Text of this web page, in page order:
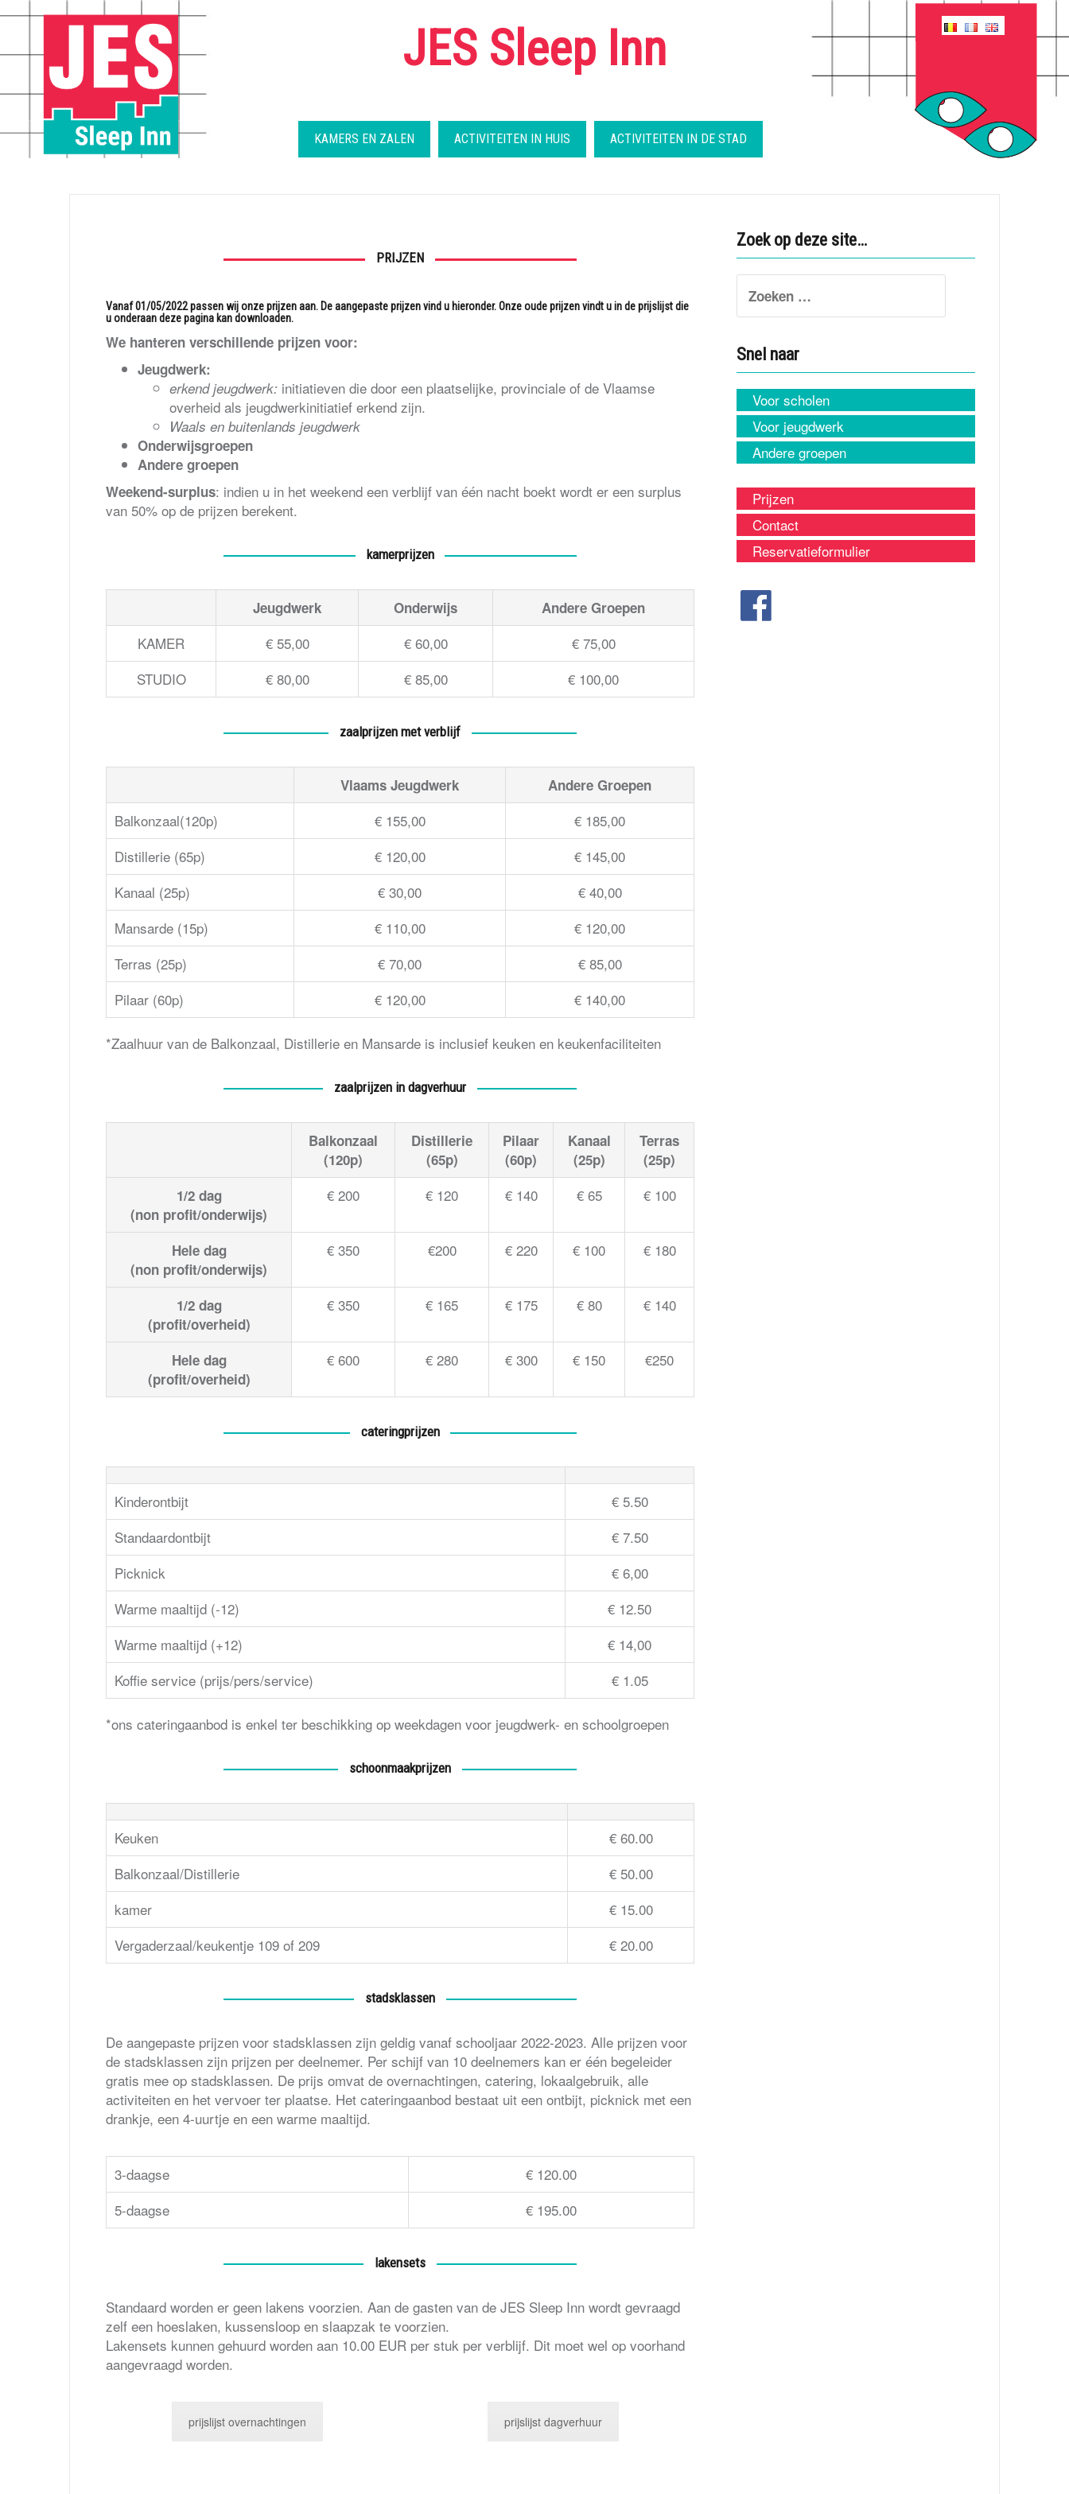
JES Sleep Inn
KAMERS EN ZALEN ACTIVITEITEN IN HUIS ACTIVITEITEN IN DE STAD
PRIJZEN
Vanaf 01/05/2022 passen wij onze prijzen aan. De aangepaste prijzen vind u hieronder. Onze oude prijzen vindt u in de prijslijst die
u onderaan deze pagina kan downloaden.
We hanteren verschillende prijzen voor:
Jeugdwerk:
erkend jeugdwerk: initiatieven die door een plaatselijke, provinciale of de Vlaamse
overheid als jeugdwerkinitiatief erkend zijn.
Waals en buitenlands jeugdwerk
Onderwijsgroepen
Andere groepen
Weekend-surplus: indien u in het weekend een verblijf van één nacht boekt wordt er een surplus
van 50% op de prijzen berekent.
kamerprijzen
Jeugdwerk Onderwijs Andere Groepen
KAMER € 55,00 € 60,00
€ 75,00
STUDIO
€ 80,00 € 85,00 € 100,00
zaalprijzen met verblijf
Vlaams Jeugdwerk Andere Groepen
Balkonzaal(120p) € 155,00
€ 185,00
Distillerie (65p)
€ 120,00
€ 145,00
Kanaal (25p)
€ 30,00
€ 40,00
Mansarde (15p)
€ 110,00
€ 120,00
Terras (25p)
€ 70,00
€ 85,00
Pilaar (60p)
€ 120,00 € 140,00
*Zaalhuur van de Balkonzaal, Distillerie en Mansarde is inclusief keuken en keukenfaciliteiten
zaalprijzen in dagverhuur
Balkonzaal
(120p)
Distillerie
(65p)
Pilaar
(60p)
Kanaal
(25p)
Terras
(25p)
1/2 dag
(non profit/onderwijs)
€ 200 € 120 € 140 € 65 € 100
Hele dag
(non profit/onderwijs)
€ 350 €200 € 220 € 100 € 180
1/2 dag
(profit/overheid)
€ 350 € 165 € 175 € 80 € 140
Hele dag
(profit/overheid)
€ 600 € 280 € 300 € 150 €250
cateringprijzen
Kinderontbijt
€ 5.50
Standaardontbijt
€ 7.50
Picknick
€ 6,00
Warme maaltijd (-12)
€ 12.50
Warme maaltijd (+12)
€ 14,00
Koffie service (prijs/pers/service)
€ 1.05
*ons cateringaanbod is enkel ter beschikking op weekdagen voor jeugdwerk- en schoolgroepen
schoonmaakprijzen
Keuken
€ 60.00
Balkonzaal/Distillerie
€ 50.00
kamer
€ 15.00
Vergaderzaal/keukentje 109 of 209
€ 20.00
stadsklassen
De aangepaste prijzen voor stadsklassen zijn geldig vanaf schooljaar 2022-2023. Alle prijzen voor
de stadsklassen zijn prijzen per deelnemer. Per schijf van 10 deelnemers kan er één begeleider
gratis mee op stadsklassen. De prijs omvat de overnachtingen, catering, lokaalgebruik, alle
activiteiten en het vervoer ter plaatse. Het cateringaanbod bestaat uit een ontbijt, picknick met een
drankje, een 4-uurtje en een warme maaltijd.
3-daagse
€ 120.00
5-daagse
€ 195.00
lakensets
Standaard worden er geen lakens voorzien. Aan de gasten van de JES Sleep Inn wordt gevraagd
zelf een hoeslaken, kussensloop en slaapzak te voorzien.
Lakensets kunnen gehuurd worden aan 10.00 EUR per stuk per verblijf. Dit moet wel op voorhand
aangevraagd worden.
prijslijst overnachtingen prijslijst dagverhuur
Zoek op deze site…
for:
Snel naar
Voor scholen
Voor jeugdwerk
Andere groepen
Prijzen
Contact
Reservatieformulier